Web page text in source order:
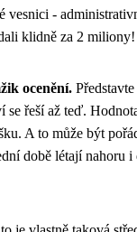
vesnici -
klidně za 2 miliony!
ocenění.
se řeší až teď.
A to může být
době létají nahoru i